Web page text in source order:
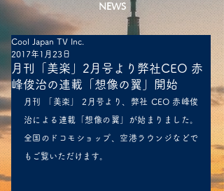
NEWS
月刊「美楽」2月号より弊社CEO 赤
峰俊治の連載「想像の翼」開始
Cool Japan TV Inc.
2017年1月23日
月刊 「美楽」 2月号より、弊社 CEO 赤峰俊
治による連載「想像の翼」が始まりました。
全国のドコモショップ、空港ラウンジなどで
もご覧いただけます。